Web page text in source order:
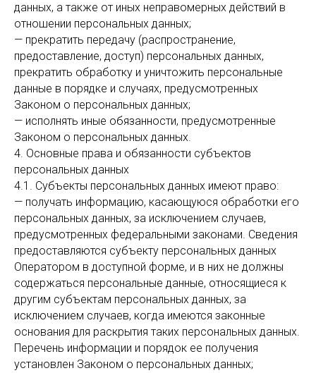
данных, а также от иных неправомерных действий в
отношении персональных данных;
— прекратить передачу (распространение,
предоставление, доступ) персональных данных,
прекратить обработку и уничтожить персональные
данные в порядке и случаях, предусмотренных
Законом о персональных данных;
— исполнять иные обязанности, предусмотренные
Законом о персональных данных.
4. Основные права и обязанности субъектов
персональных данных
4.1. Субъекты персональных данных имеют право:
— получать информацию, касающуюся обработки его
персональных данных, за исключением случаев,
предусмотренных федеральными законами. Сведения
предоставляются субъекту персональных данных
Оператором в доступной форме, и в них не должны
содержаться персональные данные, относящиеся к
другим субъектам персональных данных, за
исключением случаев, когда имеются законные
основания для раскрытия таких персональных данных.
Перечень информации и порядок ее получения
установлен Законом о персональных данных;